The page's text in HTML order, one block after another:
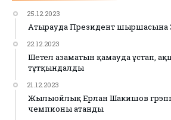
25.12.2023
Атырауда Президент шыршасына
22.12.2023
Шетел азаматын қамауда ұстап,
тұтқындалды
21.12.2023
Жылыойлық Ерлан Шакишов
чемпионы атанды